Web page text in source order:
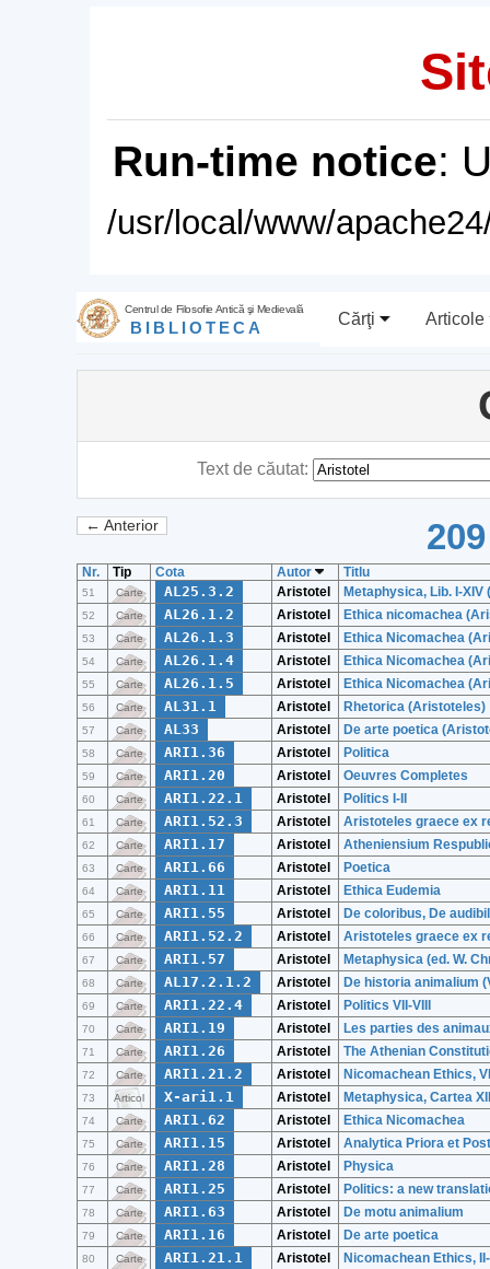
Run-time notice:
/usr/local/www/
Centrul de Filosofie Antică şi Medievală
BIBLIOTECA Cărţi Articole
Text de căutat:
← Anterior
Nr. Tip Cota Autor Titlu
51 Carte AL25.3.2 Aristotel Metaphysica, Lib. I-
52 Carte AL26.1.2 Aristotel Ethica nicomachea
53 Carte AL26.1.3 Aristotel Ethica Nicomachea
54 Carte AL26.1.4 Aristotel Ethica Nicomachea
55 Carte AL26.1.5 Aristotel Ethica Nicomachea
56 Carte AL31.1 Aristotel Rhetorica (Aristoteles)
57 Carte AL33 Aristotel De arte poetica
58 Carte ARI1.36 Aristotel Politica
59 Carte ARI1.20 Aristotel Oeuvres Completes
60 Carte ARI1.22.1 Aristotel Politics I-II
61 Carte ARI1.52.3 Aristotel Aristoteles graece ex
62 Carte ARI1.17 Aristotel Atheniensium
63 Carte ARI1.66 Aristotel Poetica
64 Carte ARI1.11 Aristotel Ethica Eudemia
65 Carte ARI1.55 Aristotel De coloribus, De
66 Carte ARI1.52.2 Aristotel Aristoteles graece ex
67 Carte ARI1.57 Aristotel Metaphysica (ed. W.
68 Carte AL17.2.1.2 Aristotel De historia animalium
69 Carte ARI1.22.4 Aristotel Politics VII-VIII
70 Carte ARI1.19 Aristotel Les parties des
71 Carte ARI1.26 Aristotel The Athenian
72 Carte ARI1.21.2 Aristotel Nicomachean Ethics,
73 Articol X-ari1.1 Aristotel Metaphysica, Cartea
74 Carte ARI1.62 Aristotel Ethica Nicomachea
75 Carte ARI1.15 Aristotel Analytica Priora et
76 Carte ARI1.28 Aristotel Physica
77 Carte ARI1.25 Aristotel Politics: a new
78 Carte ARI1.63 Aristotel De motu animalium
79 Carte ARI1.16 Aristotel De arte poetica
80 Carte ARI1.21.1 Aristotel Nicomachean Ethics,